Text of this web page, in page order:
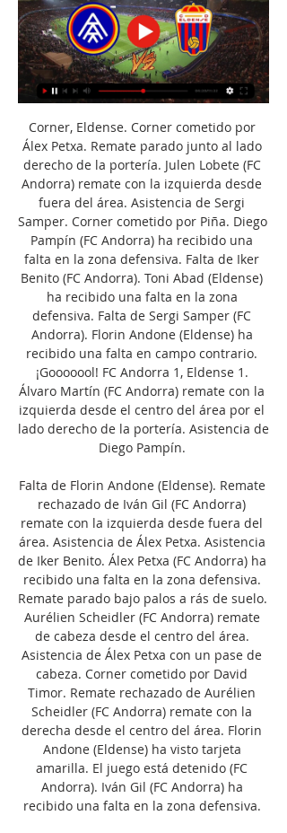
Corner, Eldense. Corner cometido por
Álex Petxa. Remate parado junto al lado
derecho de la portería. Julen Lobete (FC
Andorra) remate con la izquierda desde
fuera del área. Asistencia de Sergi
Samper. Corner cometido por Piña. Diego
Pampín (FC Andorra) ha recibido una
falta en la zona defensiva. Falta de Iker
Benito (FC Andorra). Toni Abad (Eldense)
ha recibido una falta en la zona
defensiva. Falta de Sergi Samper (FC
Andorra). Florin Andone (Eldense) ha
recibido una falta en campo contrario.
¡Gooooool! FC Andorra 1, Eldense 1.
Álvaro Martín (FC Andorra) remate con la
izquierda desde el centro del área por el
lado derecho de la portería. Asistencia de
Diego Pampín.
Falta de Florin Andone (Eldense). Remate
rechazado de Iván Gil (FC Andorra)
remate con la izquierda desde fuera del
área. Asistencia de Álex Petxa. Asistencia
de Iker Benito. Álex Petxa (FC Andorra) ha
recibido una falta en la zona defensiva.
Remate parado bajo palos a rás de suelo.
Aurélien Scheidler (FC Andorra) remate
de cabeza desde el centro del área.
Asistencia de Álex Petxa con un pase de
cabeza. Corner cometido por David
Timor. Remate rechazado de Aurélien
Scheidler (FC Andorra) remate con la
derecha desde el centro del área. Florin
Andone (Eldense) ha visto tarjeta
amarilla. El juego está detenido (FC
Andorra). Iván Gil (FC Andorra) ha
recibido una falta en la zona defensiva.